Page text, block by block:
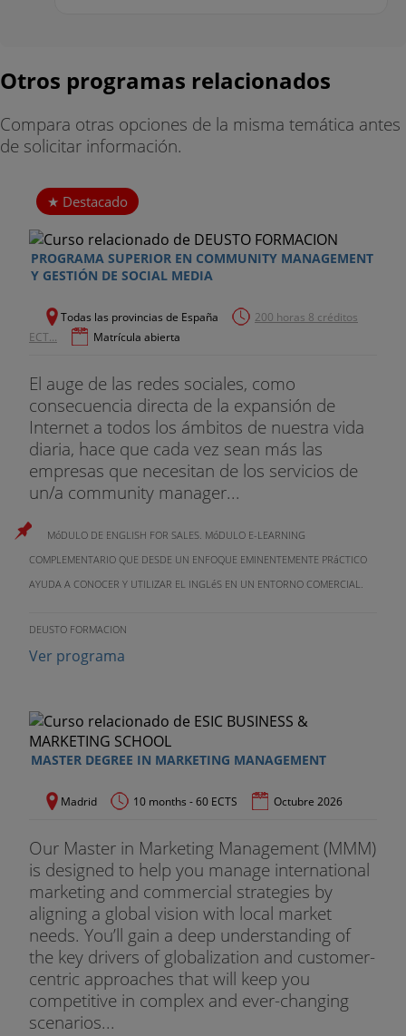
Otros programas relacionados
Compara otras opciones de la misma temática antes
de solicitar información.
Destacado
PROGRAMA SUPERIOR EN COMMUNITY MANAGEMENT
Y GESTIÓN DE SOCIAL MEDIA
Todas las provincias de España
200 horas 8 créditos
ECT...
Matrícula abierta
El auge de las redes sociales, como
consecuencia directa de la expansión de
Internet a todos los ámbitos de nuestra vida
diaria, hace que cada vez sean más las
empresas que necesitan de los servicios de
un/a community manager...
MóDULO DE ENGLISH FOR SALES. MóDULO E-LEARNING
COMPLEMENTARIO QUE DESDE UN ENFOQUE EMINENTEMENTE PRáCTICO
AYUDA A CONOCER Y UTILIZAR EL INGLéS EN UN ENTORNO COMERCIAL.
DEUSTO FORMACION
Ver programa
MASTER DEGREE IN MARKETING MANAGEMENT
Madrid 10 months - 60 ECTS Octubre 2026
Our Master in Marketing Management (MMM)
is designed to help you manage international
marketing and commercial strategies by
aligning a global vision with local market
needs. You’ll gain a deep understanding of
the key drivers of globalization and customer-
centric approaches that will keep you
competitive in complex and ever-changing
scenarios...